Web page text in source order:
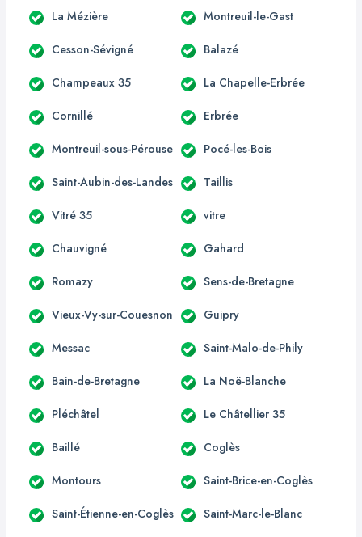
La Mézière Montreuil-le-Gast
Cesson-Sévigné Balazé
Champeaux 35 La Chapelle-Erbrée
Cornillé Erbrée
Montreuil-sous-Pérouse Pocé-les-Bois
Saint-Aubin-des-Landes Taillis
Vitré 35 vitre
Chauvigné Gahard
Romazy Sens-de-Bretagne
Vieux-Vy-sur-Couesnon Guipry
Messac Saint-Malo-de-Phily
Bain-de-Bretagne La Noë-Blanche
Pléchâtel Le Châtellier 35
Baillé Coglès
Montours Saint-Brice-en-Coglès
Saint-Étienne-en-Coglès Saint-Marc-le-Blanc